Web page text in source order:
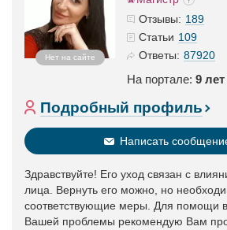
Нет на сайте
Отзывы: 189
Статьи 109
Ответы: 87920
На портале: 9
Подробный профиль
Написать
Здравствуйте! Его уход связан с
лица. Вернуть его можно, но
соответствующие меры. Для помощи
Вашей проблемы рекомендую Вам